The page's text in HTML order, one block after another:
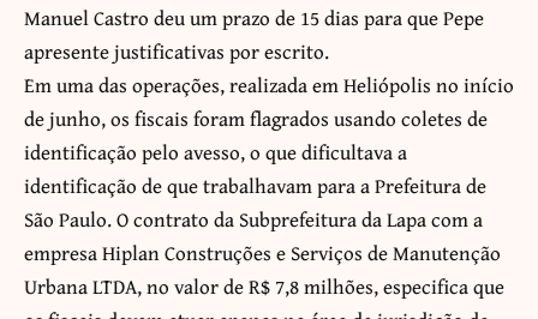
Manuel Castro deu um prazo de 15 dias para que Pepe
apresente justificativas por escrito.
Em uma das operações, realizada em Heliópolis no início
de junho, os fiscais foram flagrados usando coletes de
identificação pelo avesso, o que dificultava a
identificação de que trabalhavam para a Prefeitura de
São Paulo. O contrato da Subprefeitura da Lapa com a
empresa Hiplan Construções e Serviços de Manutenção
Urbana LTDA, no valor de R$ 7,8 milhões, especifica que